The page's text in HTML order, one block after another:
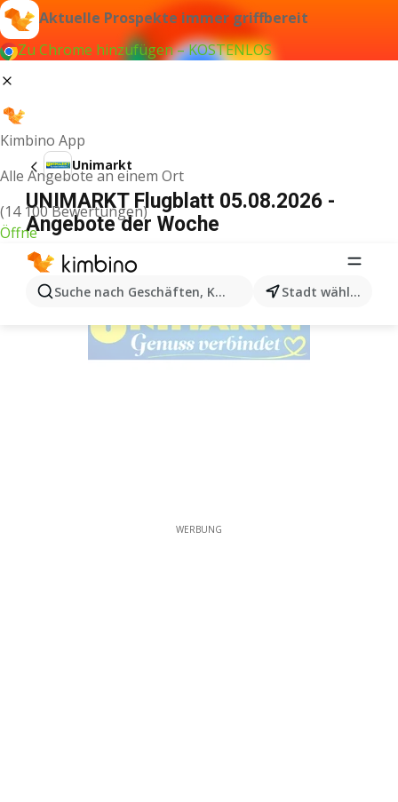
Aktuelle Prospekte immer griffbereit
Zu Chrome hinzufügen – KOSTENLOS
Kimbino App
Alle Angebote an einem Ort
(14 100 Bewertungen)
Öffne
Suche nach Geschäften, Kategorien, Produkten...
Stadt wählen
Unimarkt
UNIMARKT Flugblatt 05.08.2026 -
Angebote der Woche
WERBUNG